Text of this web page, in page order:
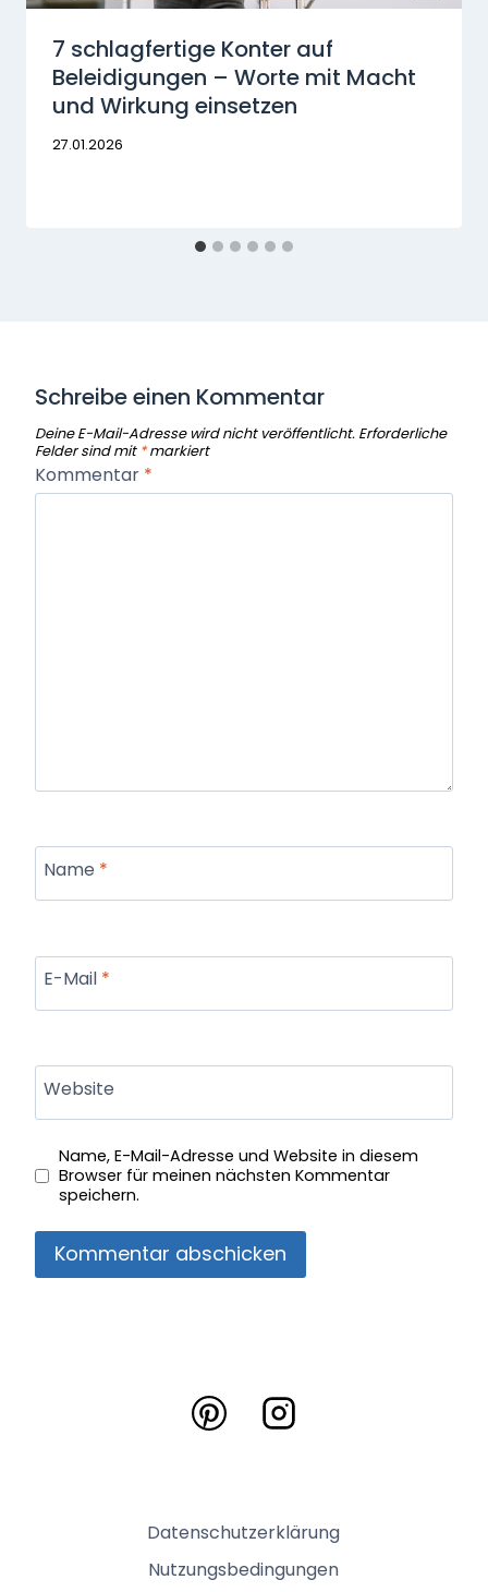
7 schlagfertige Konter auf
Beleidigungen – Worte mit Macht
und Wirkung einsetzen
27.01.2026
Schreibe einen Kommentar
Deine E-Mail-Adresse wird nicht veröffentlicht. Erforderliche
Felder sind mit *markiert
Kommentar *
Name *
E-Mail *
Website
Name, E-Mail-Adresse und Website in diesem
Browser für meinen nächsten Kommentar
speichern.
Datenschutzerklärung
Nutzungsbedingungen